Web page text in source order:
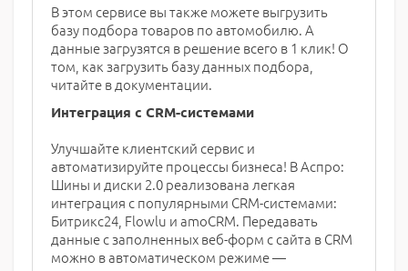
В этом сервисе вы также можете выгрузить
базу подбора товаров по автомобилю. А
данные загрузятся в решение всего в 1 клик! О
том, как загрузить базу данных подбора,
читайте в документации.
Интеграция с CRM-системами
Улучшайте клиентский сервис и
автоматизируйте процессы бизнеса! В Аспро:
Шины и диски 2.0 реализована легкая
интеграция с популярными CRM-системами:
Битрикс24, Flowlu и amoCRM. Передавать
данные с заполненных веб-форм с сайта в CRM
можно в автоматическом режиме —